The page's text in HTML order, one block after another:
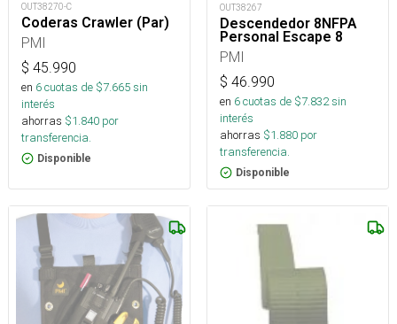
OUT38270-C
Coderas Crawler (Par)
PMI
$ 45.990
en 6cuotas de $7.665sin
interés
ahorras $1.840 por
transferencia.
Disponible
OUT38267
Descendedor 8NFPA
Personal Escape 8
PMI
$ 46.990
en 6cuotas de $7.832sin
interés
ahorras $1.880 por
transferencia.
Disponible